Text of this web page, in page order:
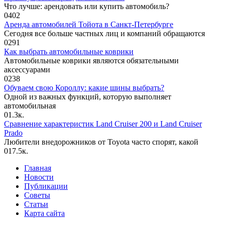
Что лучше: арендовать или купить автомобиль?
0402
Аренда автомобилей Тойота в Санкт-Петербурге
Сегодня все больше частных лиц и компаний обращаются
0291
Как выбрать автомобильные коврики
Автомобильные коврики являются обязательными
аксессуарами
0238
Обуваем свою Короллу: какие шины выбрать?
Одной из важных функций, которую выполняет
автомобильная
01.3к.
Сравнение характеристик Land Cruiser 200 и Land Cruiser
Prado
Любители внедорожников от Toyota часто спорят, какой
017.5к.
Главная
Новости
Публикации
Советы
Статьи
Карта сайта